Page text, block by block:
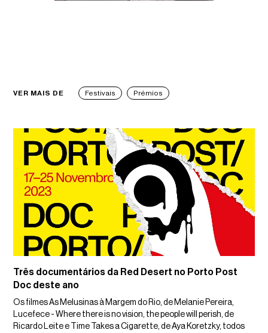
VER MAIS DE Festivais Prémios
Três documentários da Red Desert no Porto Post
Doc deste ano
Os filmes As Melusinas à Margem do Rio, de Melanie Pereira,
Lucefece - Where there is no vision, the people will perish, de
Ricardo Leite e Time Takes a Cigarette, de Aya Koretzky, todos